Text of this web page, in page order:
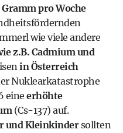
pro Woche
wie viele andere
z.B. Cadmium und
in Österreich
Nuklearkatastrophe
eine erhöhte
(Cs-137) auf.
und Kleinkindersollten